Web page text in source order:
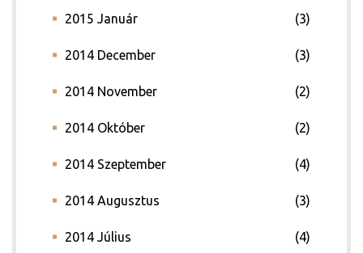
2015 Január (3)
2014 December (3)
2014 November (2)
2014 Október (2)
2014 Szeptember (4)
2014 Augusztus (3)
2014 Július (4)